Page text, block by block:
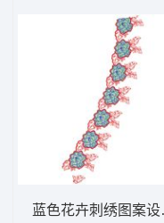
蓝色花卉刺绣图案